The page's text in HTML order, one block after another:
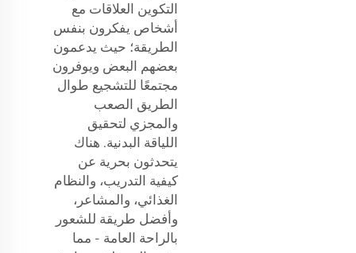
التكوين العلاقات مع
أشخاص يفكرون بنفس
الطريقة؛ حيث يدعمون
بعضهم البعض ويوفرون
مجتمعًا للتشجيع طوال
الطريق الصعب
والمجزي لتحقيق
اللياقة البدنية. هناك
يتحدثون بحرية عن
كيفية التدريب، والنظام
الغذائي، والمشاعر،
وأفضل طريقة للشعور
بالراحة العامة - مما